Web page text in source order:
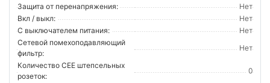
Защита от перенапряжения:
Нет
Вкл / выкл:
Нет
С выключателем питания:
Нет
Сетевой помехоподавляющий
фильтр:
Нет
Количество CEE штепсельных
розеток:
0